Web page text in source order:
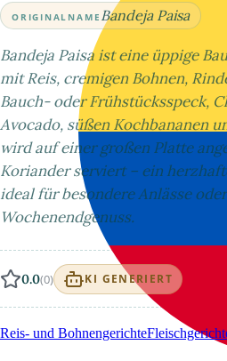
ORIGINALNAME Bandeja Paisa
Bandeja Paisa ist eine üppige
mit Reis, cremigen Bohnen,
Bauch- oder Frühstücksspeck,
Avocado, süßen Kochbananen
wird auf einer großen Platte
Koriander serviert – ein
ideal für besondere Anlässe
Wochenendgenuss.
0.0(0) KI GENERIERT
Reis- und Bohnengerichte